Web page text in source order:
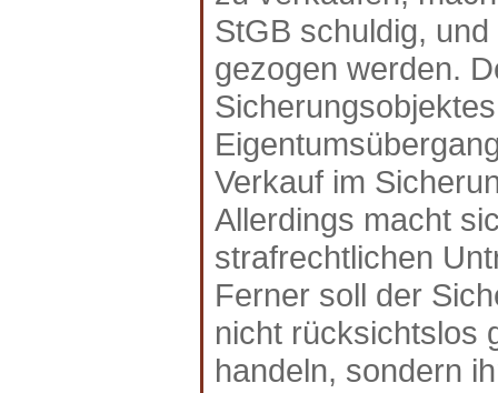
StGB schuldig,
gezogen werden.
Verkauf im
Allerdings macht
strafrechtlichen
Ferner soll der
nicht rücksichtslos
handeln, sondern